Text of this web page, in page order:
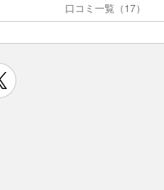
口コミ一覧（17）